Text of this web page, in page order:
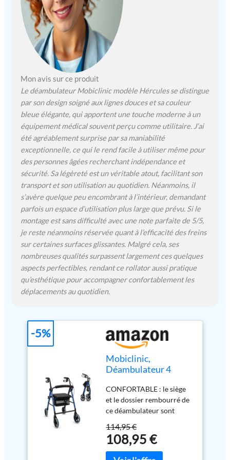
RÉSISTANT : ce
déambulateur ultra léger
ne pèse que 6,7 kg, ce qui
permet de le déplacer sans
trop d'efforts grâce à sa
SÉCURITÉ : la sécurité est
assurée grâce au système
de freinage activé aux
poignées lors de
l'utilisation de ce
déambulateur à roulettes
PORTES ET COFFRE: Ce
déambulateur a une
largeur totale de 57 cm, il
peut donc passer par des
portes de largeur standard
de 62.5 cm. De plus,
comme ce déambulateur
replié ne mesure que 38
cm, il peut être transporté
dans le coffre de votre
voiture. Veillez à vérifier
que les dimensions de vos
portes et de votre véhicule
sont bien adaptées
Mon avis sur ce produit
Le déambulateur Mobiclinic modèle Hércules se distingue
par son design soigné aux lignes douces et sa couleur
bleue élégante, qui apportent une touche moderne à un
équipement médical souvent perçu comme utilitaire. J’ai
été agréablement surprise par sa maniabilité
exceptionnelle, ce qui le rend facile à utiliser même pour
des personnes âgées recherchant indépendance et
sécurité. Sa légèreté est un véritable atout, facilitant son
transport et son utilisation au quotidien. Néanmoins, il
s’avère quelque peu encombrant à l’intérieur, demandant
parfois un espace d’utilisation plus large que prévu. Si le
montage est sans difficulté avec une note parfaite de 5/5,
je reste néanmoins réservée quant à l’efficacité des freins
sur certaines surfaces glissantes. Malgré cela, ses
nombreuses qualités surpassent largement ces quelques
aspects perfectibles, rendant ce rollator aussi pratique
qu’esthétique pour accompagner confortablement les
déplacements au quotidien.
Mobiclinic,
Déambulateur 4
Marque européenne,
Pliable et réglable,
Rollator, Avec siège,
Panier freins, Léger,
Bleu
CONFORTABLE : le siège
et le dossier rembourré de
ce déambulateur sont
confortablement et son
panier, pour ranger et
transporter des objets
114,95 €
108,95 €
-5%